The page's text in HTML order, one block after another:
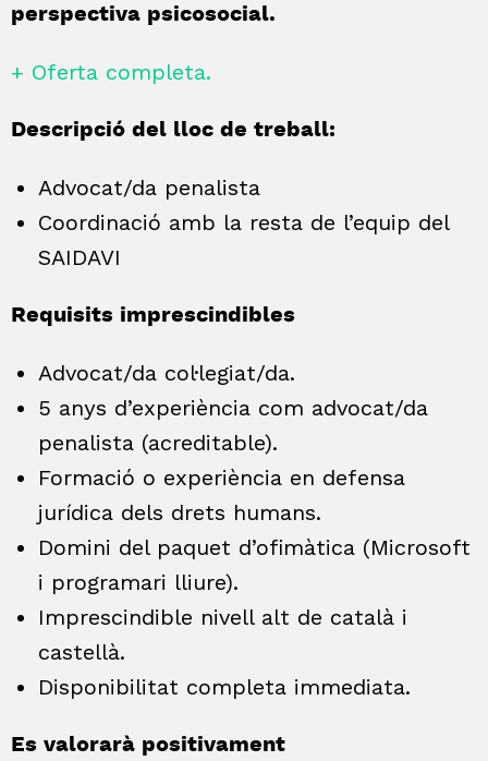
perspectiva psicosocial.
+ Oferta completa.
Descripció del lloc de treball:
Advocat/da penalista
Coordinació amb la resta de l’equip del
SAIDAVI
Requisits imprescindibles
Advocat/da col·legiat/da.
5 anys d’experiència com advocat/da
penalista (acreditable).
Formació o experiència en defensa
jurídica dels drets humans.
Domini del paquet d’ofimàtica (Microsoft
i programari lliure).
Imprescindible nivell alt de català i
castellà.
Disponibilitat completa immediata.
Es valorarà positivament